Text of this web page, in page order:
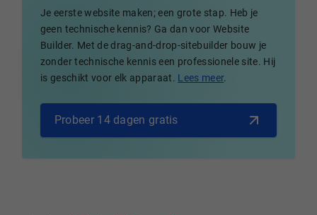
Je eerste website maken; een grote stap. Heb je
geen technische kennis? Ga dan voor Website
Builder. Met de drag-and-drop-sitebuilder bouw je
zonder technische kennis een professionele site. Hij
is geschikt voor elk apparaat. Lees meer.
Probeer 14 dagen gratis